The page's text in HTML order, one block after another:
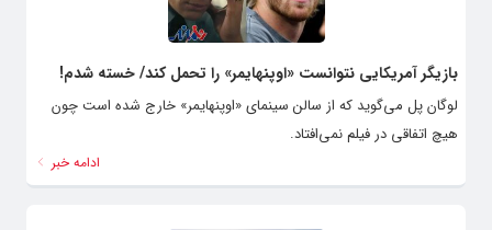
بازیگر آمریکایی نتوانست «اوپنهایمر» را تحمل کند/ خسته شدم!
لوگان پل می‌گوید که از سالن سینمای «اوپنهایمر» خارج شده است چون
هیچ اتفاقی در فیلم نمی‌افتاد.
ادامه خبر